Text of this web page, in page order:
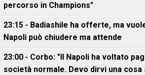
percorso in Champions"
23:15 - Badiashile ha offerte, ma
Napoli può chiudere ma attende
23:00 - Corbo: "Il Napoli ha voltato
società normale. Devo dirvi una cosa